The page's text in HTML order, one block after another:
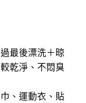
最後漂洗＋晾
乾淨、不悶臭
、運動衣、貼